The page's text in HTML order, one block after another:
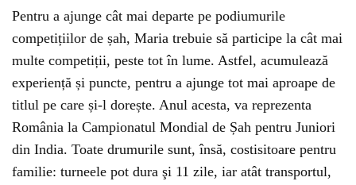
Pentru a ajunge cât mai departe pe podiumurile
competițiilor de șah, Maria trebuie să participe la cât mai
multe competiții, peste tot în lume. Astfel, acumulează
experiență și puncte, pentru a ajunge tot mai aproape de
titlul pe care și-l dorește. Anul acesta, va reprezenta
România la Campionatul Mondial de Șah pentru Juniori
din India. Toate drumurile sunt, însă, costisitoare pentru
familie: turneele pot dura şi 11 zile, iar atât transportul,